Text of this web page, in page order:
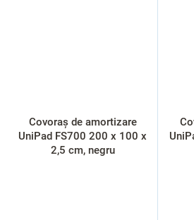
Covoraș de amortizare
UniPad FS700 200 x 100 x
2,5 cm, negru